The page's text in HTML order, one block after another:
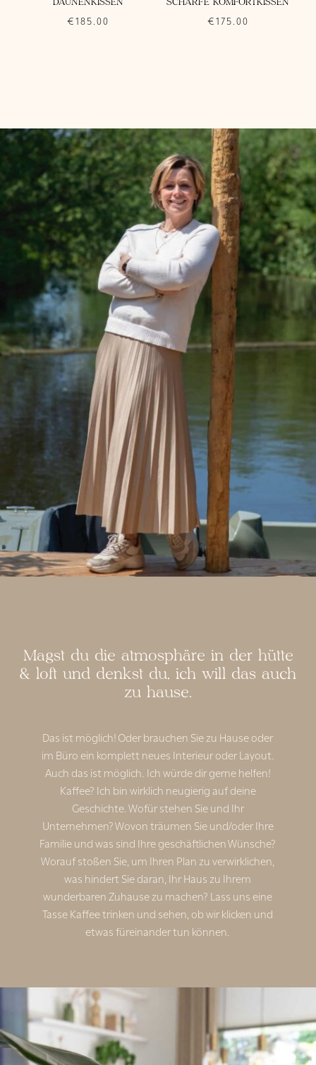
€185.00 €175.00
Magst du die atmosphäre in der hütte
& loft und denkst du, ich will das auch
zu hause…
Das ist möglich! Oder brauchen Sie zu Hause oder
im Büro ein komplett neues Interieur oder Layout.
Auch das ist möglich. Ich würde dir gerne helfen!
Kaffee? Ich bin wirklich neugierig auf deine
Geschichte. Wofür stehen Sie und Ihr
Unternehmen? Wovon träumen Sie und/oder Ihre
Familie und was sind Ihre geschäftlichen Wünsche?
Worauf stoßen Sie, um Ihren Plan zu verwirklichen,
was hindert Sie daran, Ihr Haus zu Ihrem
wunderbaren Zuhause zu machen? Lass uns eine
Tasse Kaffee trinken und sehen, ob wir klicken und
etwas füreinander tun können.